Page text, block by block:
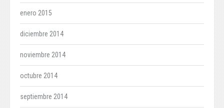
enero 2015
diciembre 2014
noviembre 2014
octubre 2014
septiembre 2014